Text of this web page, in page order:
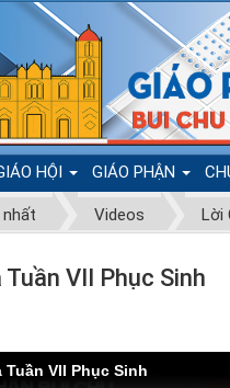
HỘI GIÁO PHẬN
nhất Videos Lời
VII Phục Sinh
Tuần VII Phục Sinh